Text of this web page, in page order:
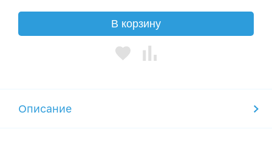
В корзину
Описание